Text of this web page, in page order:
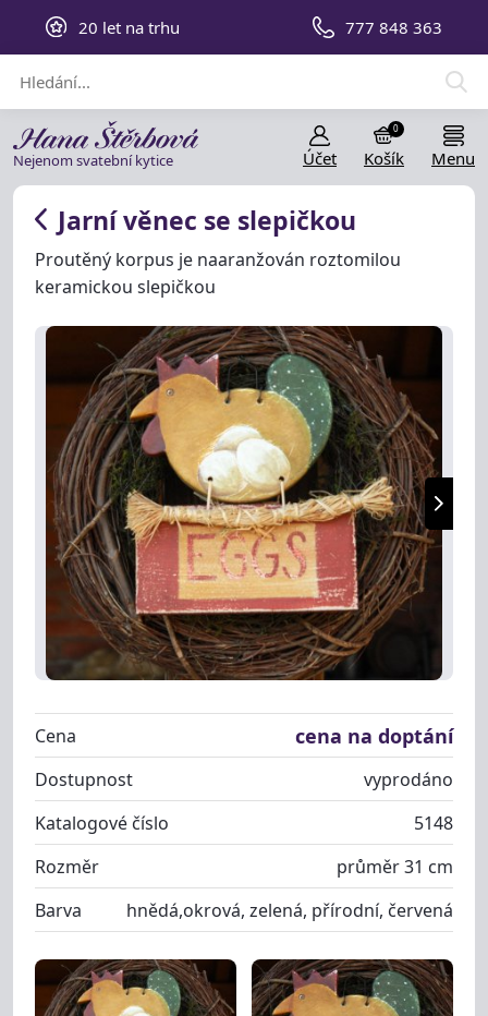
20 let na trhu 777 848 363
Nejenom svatební kytice Účet Košík
0
Menu
Jarní věnec se slepičkou
Proutěný korpus je naaranžován roztomilou
keramickou slepičkou
Cena cena na doptání
Dostupnost
vyprodáno
Katalogové číslo
5148
Rozměr
průměr 31 cm
Barva
hnědá,okrová, zelená, přírodní, červená